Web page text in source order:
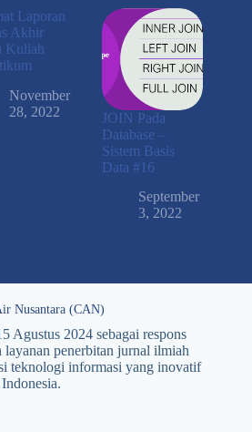
Laporan
Akhir
Kuliah
November
28, 2022
JOIN Pada
Database –
Sistem Basis
Data #16
September
3, 2022
Nusantara (CAN)
Agustus 2024 sebagai respons
layanan penerbitan jurnal ilmiah
teknologi informasi yang inovatif